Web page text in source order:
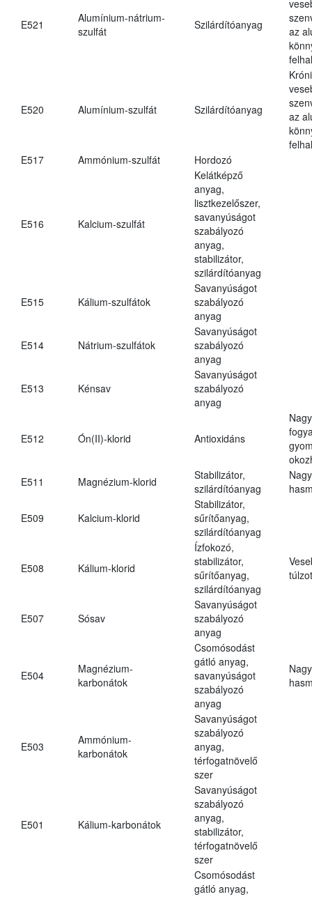
E521
Alumínium-nátrium-
szulfát
Szilárdítóanyag
az
E520 Alumínium-szulfát Szilárdítóanyag
az
E517
Ammónium-szulfát Hordozó
E516 Kalcium-szulfát
Kelátképző
anyag,
lisztkezelőszer,
savanyúságot
szabályozó
anyag,
stabilizátor,
szilárdítóanyag
E515 Kálium-szulfátok
Savanyúságot
szabályozó
anyag
E514 Nátrium-szulfátok
Savanyúságot
szabályozó
anyag
E513 Kénsav
Savanyúságot
szabályozó
anyag
E512 Ón(II)-klorid Antioxidáns
E511
Magnézium-klorid
Stabilizátor,
szilárdítóanyag
E509 Kalcium-klorid
Stabilizátor,
sűrítőanyag,
szilárdítóanyag
E508 Kálium-klorid
Ízfokozó,
stabilizátor,
sűrítőanyag,
szilárdítóanyag
E507 Sósav
Savanyúságot
szabályozó
anyag
E504
Magnézium-
karbonátok
Csomósodást
gátló anyag,
savanyúságot
szabályozó
anyag
E503
Ammónium-
karbonátok
Savanyúságot
szabályozó
anyag,
térfogatnövelő
szer
E501 Kálium-karbonátok
Savanyúságot
szabályozó
anyag,
stabilizátor,
térfogatnövelő
szer
Csomósodást
gátló anyag,